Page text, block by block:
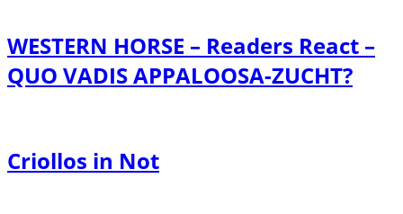
WESTERN HORSE – Readers React –
QUO VADIS APPALOOSA-ZUCHT?
Criollos in Not